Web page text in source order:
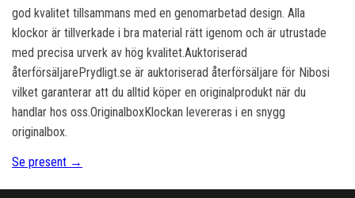
god kvalitet tillsammans med en genomarbetad design. Alla
klockor är tillverkade i bra material rätt igenom och är utrustade
med precisa urverk av hög kvalitet.Auktoriserad
återförsäljarePrydligt.se är auktoriserad återförsäljare för Nibosi
vilket garanterar att du alltid köper en originalprodukt när du
handlar hos oss.OriginalboxKlockan levereras i en snygg
originalbox.
Se present →